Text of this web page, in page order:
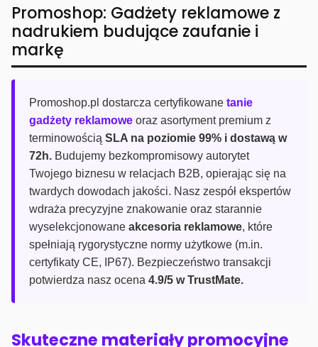
Promoshop: Gadżety reklamowe z
nadrukiem budujące zaufanie i
markę
Promoshop.pl dostarcza certyfikowane tanie
gadżety reklamowe oraz asortyment premium z
terminowością SLA na poziomie 99% i dostawą w
72h. Budujemy bezkompromisowy autorytet
Twojego biznesu w relacjach B2B, opierając się na
twardych dowodach jakości. Nasz zespół ekspertów
wdraża precyzyjne znakowanie oraz starannie
wyselekcjonowane akcesoria reklamowe, które
spełniają rygorystyczne normy użytkowe (m.in.
certyfikaty CE, IP67). Bezpieczeństwo transakcji
potwierdza nasz ocena 4.9/5 w TrustMate.
Skuteczne materiały promocyjne